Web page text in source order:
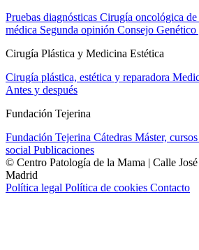
Pruebas diagnósticas Cirugía oncológica de
médica Segunda opinión Consejo
Cirugía Plástica y Medicina Estética
Cirugía plástica, estética y reparadora
Antes y después
Fundación Tejerina
Fundación Tejerina Cátedras Máster,
social Publicaciones
© Centro Patología de la Mama | Calle
Madrid
Política legal Política de cookies Contacto